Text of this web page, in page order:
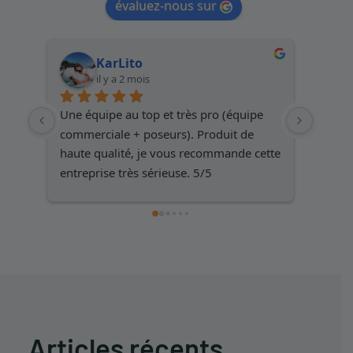
évaluez-nous sur
KarLito
il y a 2 mois
Une équipe au top et très pro (équipe
commerciale + poseurs). Produit de
haute qualité, je vous recommande cette
entreprise très sérieuse. 5/5